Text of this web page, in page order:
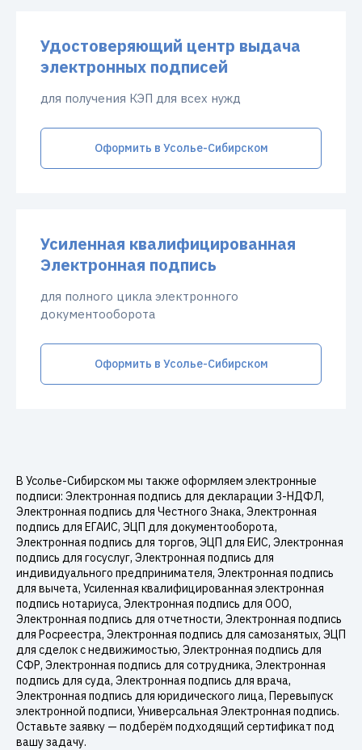
Удостоверяющий центр выдача
электронных подписей
для получения КЭП для всех нужд
Оформить в Усолье-Сибирском
Усиленная квалифицированная
Электронная подпись
для полного цикла электронного
документооборота
Оформить в Усолье-Сибирском
В Усолье-Сибирском мы также оформляем электронные
подписи: Электронная подпись для декларации 3-НДФЛ,
Электронная подпись для Честного Знака, Электронная
подпись для ЕГАИС, ЭЦП для документооборота,
Электронная подпись для торгов, ЭЦП для ЕИС, Электронная
подпись для госуслуг, Электронная подпись для
индивидуального предпринимателя, Электронная подпись
для вычета, Усиленная квалифицированная электронная
подпись нотариуса, Электронная подпись для ООО,
Электронная подпись для отчетности, Электронная подпись
для Росреестра, Электронная подпись для самозанятых, ЭЦП
для сделок с недвижимостью, Электронная подпись для
СФР, Электронная подпись для сотрудника, Электронная
подпись для суда, Электронная подпись для врача,
Электронная подпись для юридического лица, Перевыпуск
электронной подписи, Универсальная Электронная подпись.
Оставьте заявку — подберём подходящий сертификат под
вашу задачу.